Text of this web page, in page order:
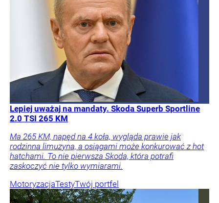
Lepiej uważaj na mandaty. Skoda Superb Sportline
2.0 TSI 265 KM
Ma 265 KM, napęd na 4 koła, wygląda prawie jak
rodzinna limuzyna, a osiągami może konkurować z hot
hatchami. To nie pierwsza Skoda, która potrafi
zaskoczyć nie tylko wymiarami.
MotoryzacjaTestyTwój portfel